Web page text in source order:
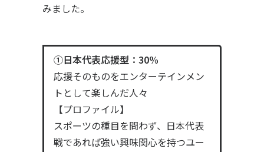
みました。
①日本代表応援型：30%
応援そのものをエンターテインメン
トとして楽しんだ人々
【プロファイル】
スポーツの種目を問わず、日本代表
戦であれば強い興味関心を持つユー